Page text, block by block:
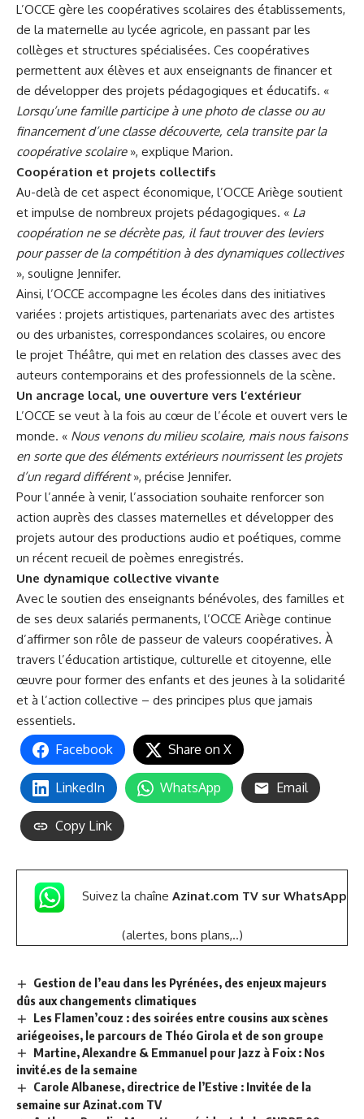
L’OCCE gère les coopératives scolaires des établissements,
de la maternelle au lycée agricole, en passant par les
collèges et structures spécialisées. Ces coopératives
permettent aux élèves et aux enseignants de financer et
de développer des projets pédagogiques et éducatifs. «
Lorsqu’une famille participe à une photo de classe ou au
financement d’une classe découverte, cela transite par la
coopérative scolaire», explique Marion.
Coopération et projets collectifs
Au-delà de cet aspect économique, l’OCCE Ariège soutient
et impulse de nombreux projets pédagogiques. « La
coopération ne se décrète pas, il faut trouver des leviers
pour passer de la compétition à des dynamiques collectives
», souligne Jennifer.
Ainsi, l’OCCE accompagne les écoles dans des initiatives
variées : projets artistiques, partenariats avec des artistes
ou des urbanistes, correspondances scolaires, ou encore
le projet Théâtre, qui met en relation des classes avec des
auteurs contemporains et des professionnels de la scène.
Un ancrage local, une ouverture vers l’extérieur
L’OCCE se veut à la fois au cœur de l’école et ouvert vers le
monde. « Nous venons du milieu scolaire, mais nous faisons
en sorte que des éléments extérieurs nourrissent les projets
d’un regard différent», précise Jennifer.
Pour l’année à venir, l’association souhaite renforcer son
action auprès des classes maternelles et développer des
projets autour des productions audio et poétiques, comme
un récent recueil de poèmes enregistrés.
Une dynamique collective vivante
Avec le soutien des enseignants bénévoles, des familles et
de ses deux salariés permanents, l’OCCE Ariège continue
d’affirmer son rôle de passeur de valeurs coopératives. À
travers l’éducation artistique, culturelle et citoyenne, elle
œuvre pour former des enfants et des jeunes à la solidarité
et à l’action collective – des principes plus que jamais
essentiels.
Facebook Share on X
LinkedIn WhatsApp Email
Copy Link
Suivez la chaîne Azinat.com TV sur WhatsApp
(alertes, bons plans,..)
Gestion de l’eau dans les Pyrénées, des enjeux majeurs
dûs aux changements climatiques
Les Flamen’couz : des soirées entre cousins aux scènes
ariégeoises, le parcours de Théo Girola et de son groupe
Martine, Alexandre & Emmanuel pour Jazz à Foix : Nos
invité.es de la semaine
Carole Albanese, directrice de l’Estive : Invitée de la
semaine sur Azinat.com TV